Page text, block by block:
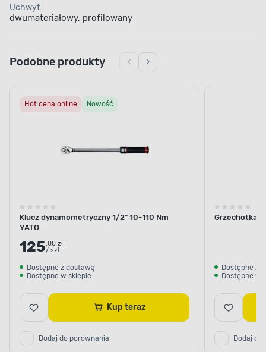
Uchwyt
dwumateriałowy, profilowany
Podobne produkty
Hot cena online Nowość
Klucz dynamometryczny 1/2" 10-110 Nm
YATO
125.00 zł
/ szt.
Dostępne z dostawą
Dostępne w sklepie
Kup teraz
Dodaj do porównania
Grzechotka
Dostępne z
Dostępne w
Dodaj do